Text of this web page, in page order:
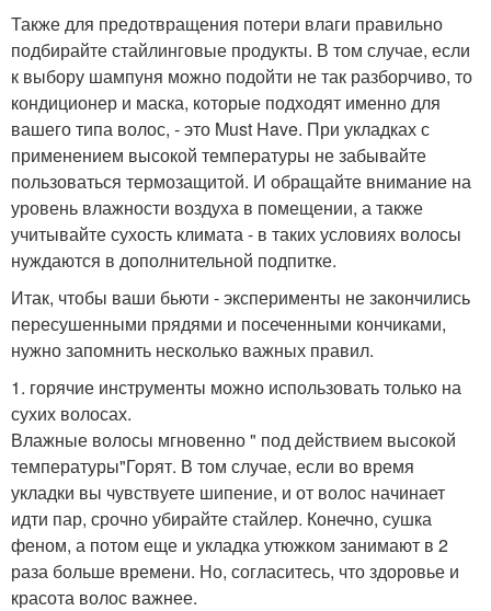
Также для предотвращения потери влаги правильно
подбирайте стайлинговые продукты. В том случае, если
к выбору шампуня можно подойти не так разборчиво, то
кондиционер и маска, которые подходят именно для
вашего типа волос, - это Must Have. При укладках с
применением высокой температуры не забывайте
пользоваться термозащитой. И обращайте внимание на
уровень влажности воздуха в помещении, а также
учитывайте сухость климата - в таких условиях волосы
нуждаются в дополнительной подпитке.
Итак, чтобы ваши бьюти - эксперименты не закончились
пересушенными прядями и посеченными кончиками,
нужно запомнить несколько важных правил.
1. горячие инструменты можно использовать только на
сухих волосах.
Влажные волосы мгновенно " под действием высокой
температуры"Горят. В том случае, если во время
укладки вы чувствуете шипение, и от волос начинает
идти пар, срочно убирайте стайлер. Конечно, сушка
феном, а потом еще и укладка утюжком занимают в 2
раза больше времени. Но, согласитесь, что здоровье и
красота волос важнее.